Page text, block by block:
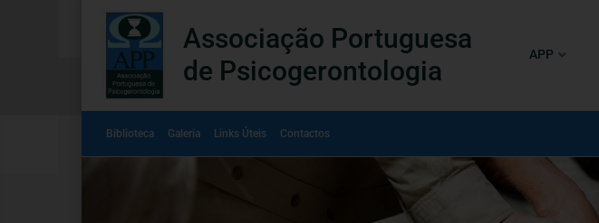
Associação Portuguesa
de Psicogerontologia
APP
Biblioteca Galeria Links Úteis Contactos